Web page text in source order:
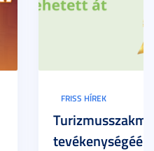
FRISS HÍREK
tevékenységéért